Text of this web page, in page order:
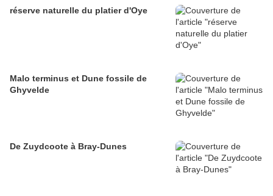
réserve naturelle du platier d'Oye
Malo terminus et Dune fossile de
Ghyvelde
De Zuydcoote à Bray-Dunes